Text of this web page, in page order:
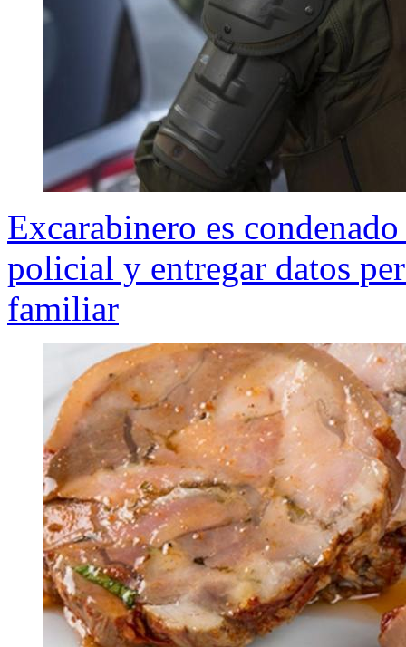
Excarabinero es
policial y entregar datos
familiar